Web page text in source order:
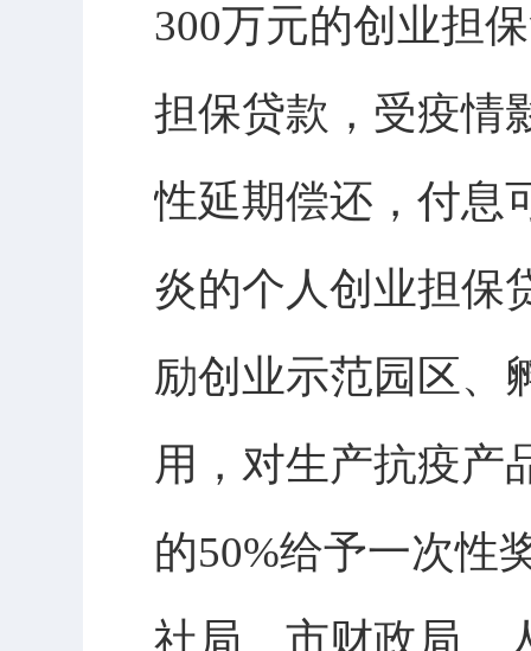
300万元的创业担
担保贷款，受疫情
性延期偿还，付息
炎的个人创业担保
励创业示范园区、
用，对生产抗疫产
的50%给予一次性
社局、市财政局、